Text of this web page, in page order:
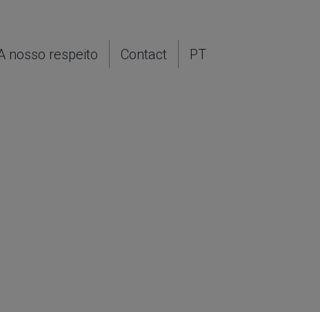
nosso respeito Contact PT